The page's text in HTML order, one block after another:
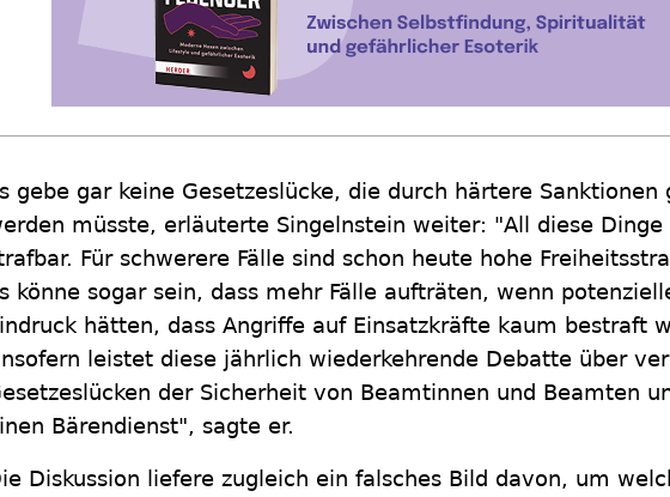
gebe gar keine Gesetzeslücke, die durch härtere Sanktionen
müsste, erläuterte Singelnstein weiter: "All diese Dinge
Für schwerere Fälle sind schon heute hohe
könne sogar sein, dass mehr Fälle aufträten, wenn
hätten, dass Angriffe auf Einsatzkräfte kaum bestraft
leistet diese jährlich wiederkehrende Debatte über
der Sicherheit von Beamtinnen und Beamten
Bärendienst", sagte er.
Diskussion liefere zugleich ein falsches Bild davon, um